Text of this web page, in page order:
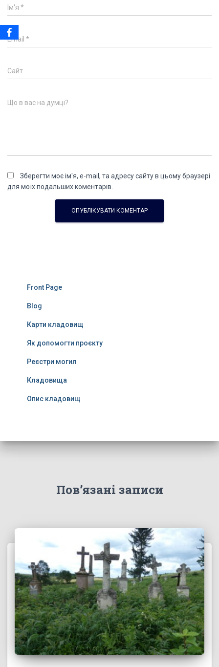
Ім'я *
Email *
Сайт
Що в вас на думці?
Зберегти моє ім'я, e-mail, та адресу сайту в цьому браузері
для моїх подальших коментарів.
Front Page
Blog
Карти кладовищ
Як допомогти проєкту
Реєстри могил
Кладовища
Опис кладовищ
Пов’язані записи